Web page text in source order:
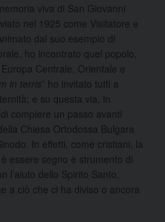
viva di San Giovanni
nel 1925 come Visitatore e
dal suo esempio di
ho incontrato quel popolo,
Centrale, Orientale e
in terris” ho invitato tutti a
e su questa via, in
compiere un passo avanti
Chiesa Ortodossa Bulgara
In effetti, come cristiani, la
essere segno e strumento di
l’aiuto dello Spirito Santo,
a ciò che ci ha diviso o ancora